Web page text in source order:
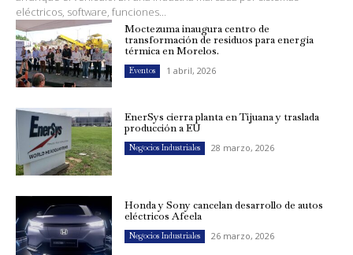
eléctricos, software, funciones...
Moctezuma inaugura centro de
transformación de residuos para energía
térmica en Morelos.
Eventos 1 abril, 2026
EnerSys cierra planta en Tijuana y traslada
producción a EU
Negocios Industriales 28 marzo, 2026
Honda y Sony cancelan desarrollo de autos
eléctricos Afeela
Negocios Industriales 26 marzo, 2026